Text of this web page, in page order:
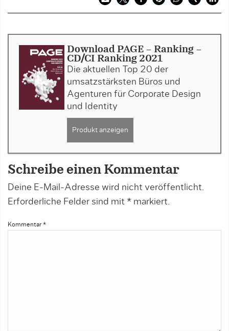
Download PAGE - Ranking -
CD/CI Ranking 2021
Die aktuellen Top 20 der
umsatzstärksten Büros und
Agenturen für Corporate Design
und Identity
Produkt anzeigen
Schreibe einen Kommentar
Deine E-Mail-Adresse wird nicht veröffentlicht.
Erforderliche Felder sind mit * markiert.
Kommentar *